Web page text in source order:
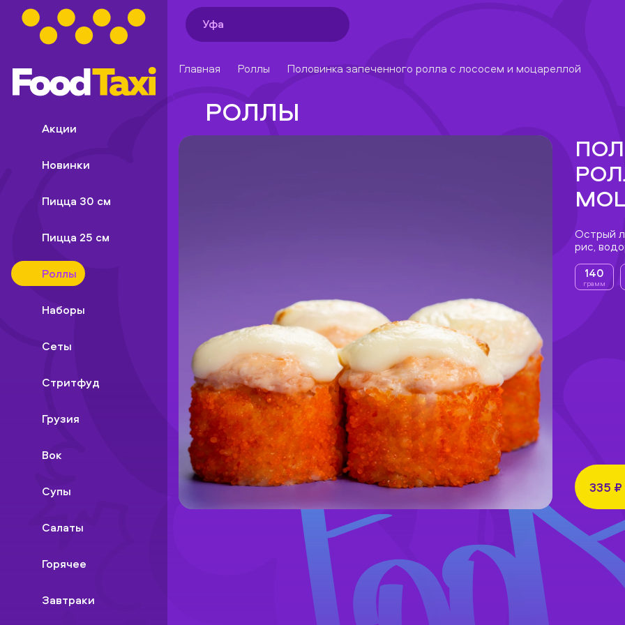
Уфа
Акции
Новинки
Пицца 30 см
Пицца 25 см
Роллы
Наборы
Сеты
Стритфуд
Грузия
Вок
Супы
Салаты
Горячее
Завтраки
Главная Роллы Половинка запеченного ролла с лососем и моцареллой
РОЛЛЫ
Острый
рис,
140
грамм
335 ₽